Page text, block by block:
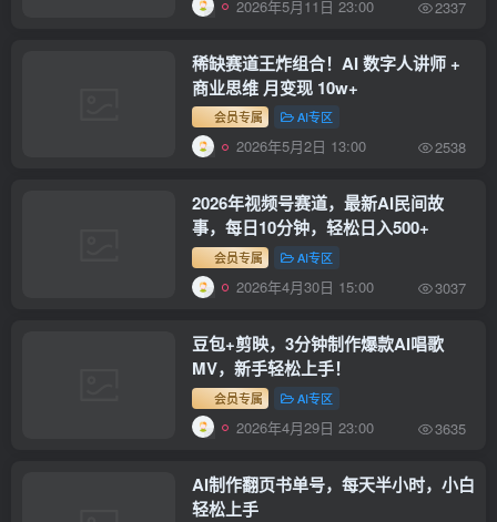
2026年5月11日 23:00 2337
稀缺赛道王炸组合！AI 数字人讲师 +
商业思维 月变现 10w+
会员专属 AI专区
2026年5月2日 13:00 2538
2026年视频号赛道，最新AI民间故
事，每日10分钟，轻松日入500+
会员专属 AI专区
2026年4月30日 15:00 3037
豆包+剪映，3分钟制作爆款AI唱歌
MV，新手轻松上手！
会员专属 AI专区
2026年4月29日 23:00 3635
AI制作翻页书单号，每天半小时，小白
轻松上手